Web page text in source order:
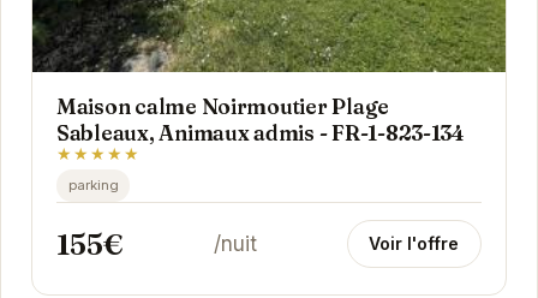
Maison calme Noirmoutier Plage
Sableaux, Animaux admis - FR-1-823-134
★★★★★
parking
155€ /nuit Voir l'offre